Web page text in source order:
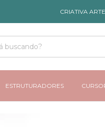
CRIATIVA ARTE E
ESTRUTURADORES